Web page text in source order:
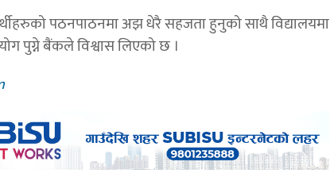
पठनपाठनमा अझ धेरै सहजता हुनुको साथै विद्यालयमा
पुग्ने बैंकले विश्वास लिएको छ ।